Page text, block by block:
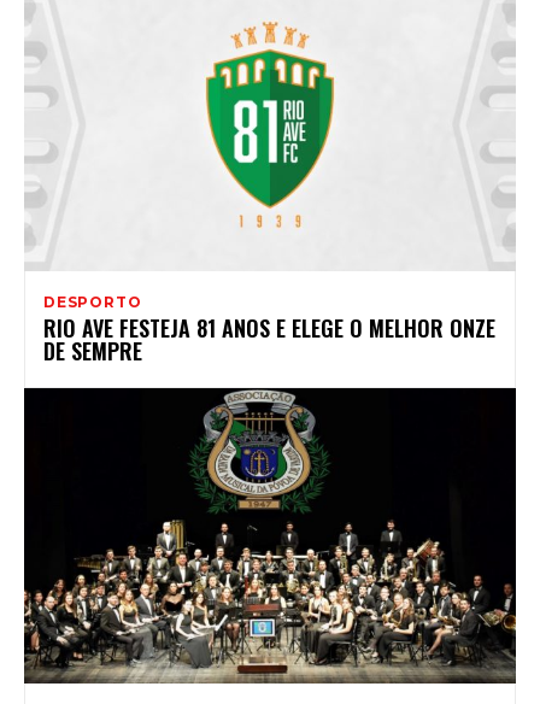
DESPORTO
RIO AVE FESTEJA 81 ANOS E ELEGE O MELHOR ONZE
DE SEMPRE